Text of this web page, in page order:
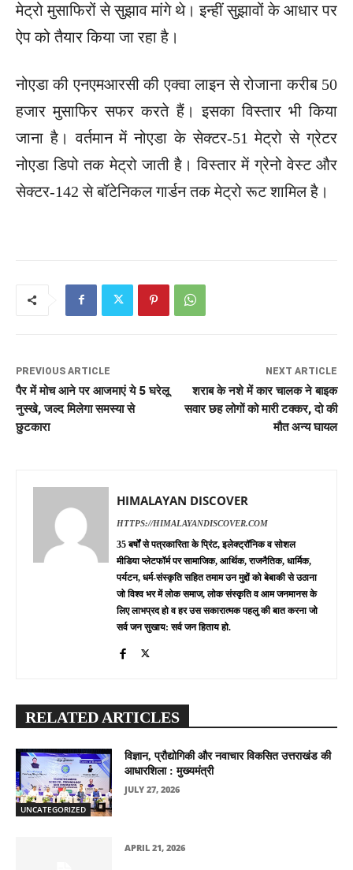
मेट्रो मुसाफिरों से सुझाव मांगे थे। इन्हीं सुझावों के आधार पर
ऐप को तैयार किया जा रहा है।
नोएडा की एनएमआरसी की एक्वा लाइन से रोजाना करीब 50
हजार मुसाफिर सफर करते हैं। इसका विस्तार भी किया
जाना है। वर्तमान में नोएडा के सेक्टर-51 मेट्रो से ग्रेटर
नोएडा डिपो तक मेट्रो जाती है। विस्तार में ग्रेनो वेस्ट और
सेक्टर-142 से बॉटेनिकल गार्डन तक मेट्रो रूट शामिल है।
PREVIOUS ARTICLE
पैर में मोच आने पर आजमाएं ये 5 घरेलू
नुस्खे, जल्द मिलेगा समस्या से
छुटकारा
NEXT ARTICLE
शराब के नशे में कार चालक ने बाइक
सवार छह लोगों को मारी टक्कर, दो की
मौत अन्य घायल
HIMALAYAN DISCOVER
HTTPS://HIMALAYANDISCOVER.COM
35 बर्षों से पत्रकारिता के प्रिंट, इलेक्ट्रॉनिक व सोशल
मीडिया प्लेटफॉर्म पर सामाजिक, आर्थिक, राजनैतिक, धार्मिक,
पर्यटन, धर्म-संस्कृति सहित तमाम उन मुद्दों को बेबाकी से उठाना
जो विश्व भर में लोक समाज, लोक संस्कृति व आम जनमानस के
लिए लाभप्रद हो व हर उस सकारात्मक पहलु की बात करना जो
सर्व जन सुखाय: सर्व जन हिताय हो.
RELATED ARTICLES
UNCATEGORIZED
विज्ञान, प्रौद्योगिकी और नवाचार विकसित उत्तराखंड की
आधारशिला : मुख्यमंत्री
JULY 27, 2026
APRIL 21, 2026